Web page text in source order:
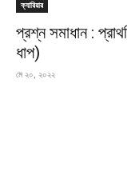
ক্যারিয়ার
প্রশ্ন সমাধান :
ধাপ)
মে ২০, ২০২২